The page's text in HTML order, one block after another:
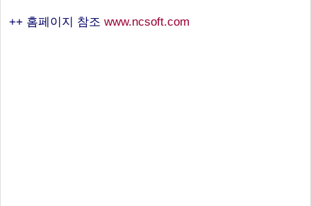
++ 홈페이지 참조 www.ncsoft.com